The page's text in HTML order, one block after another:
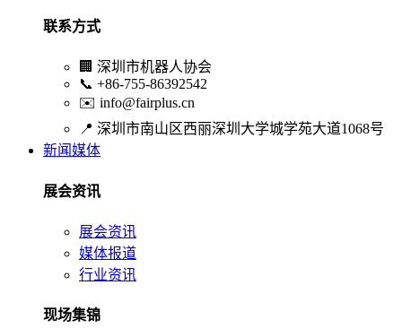
联系方式
🏢 深圳市机器人协会
📞 +86-755-86392542
✉️ info@fairplus.cn
📍 深圳市南山区西丽深圳大学城学苑大道1068号
新闻媒体
展会资讯
展会资讯
媒体报道
行业资讯
现场集锦